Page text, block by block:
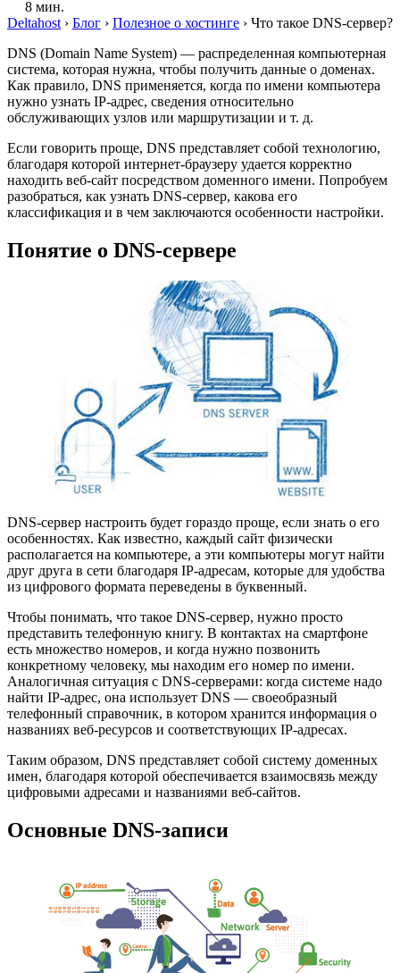
8 мин.
Deltahost› Блог › Полезное о хостинге › Что такое DNS-сервер?
DNS (Domain Name System) — распределенная компьютерная
система, которая нужна, чтобы получить данные о доменах.
Как правило, DNS применяется, когда по имени компьютера
нужно узнать IP-адрес, сведения относительно
обслуживающих узлов или маршрутизации и т. д.
Если говорить проще, DNS представляет собой технологию,
благодаря которой интернет-браузеру удается корректно
находить веб-сайт посредством доменного имени. Попробуем
разобраться, как узнать DNS-сервер, какова его
классификация и в чем заключаются особенности настройки.
Понятие о DNS-сервере
DNS-сервер настроить будет гораздо проще, если знать о его
особенностях. Как известно, каждый сайт физически
располагается на компьютере, а эти компьютеры могут найти
друг друга в сети благодаря IP-адресам, которые для удобства
из цифрового формата переведены в буквенный.
Чтобы понимать, что такое DNS-сервер, нужно просто
представить телефонную книгу. В контактах на смартфоне
есть множество номеров, и когда нужно позвонить
конкретному человеку, мы находим его номер по имени.
Аналогичная ситуация с DNS-серверами: когда системе надо
найти IP-адрес, она использует DNS — своеобразный
телефонный справочник, в котором хранится информация о
названиях веб-ресурсов и соответствующих IP-адресах.
Таким образом, DNS представляет собой систему доменных
имен, благодаря которой обеспечивается взаимосвязь между
цифровыми адресами и названиями веб-сайтов.
Основные DNS-записи